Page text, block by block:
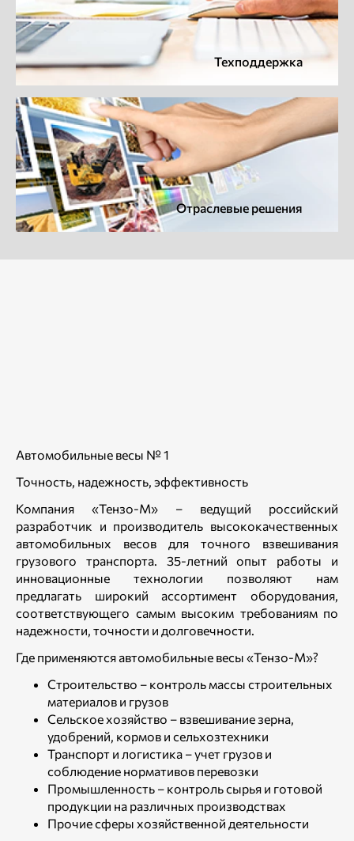
Техподдержка
Отраслевые решения
Автомобильные весы № 1
Точность, надежность, эффективность
Компания «Тензо-М» – ведущий российский
разработчик и производитель высококачественных
автомобильных весов для точного взвешивания
грузового транспорта. 35-летний опыт работы и
инновационные технологии позволяют нам
предлагать широкий ассортимент оборудования,
соответствующего самым высоким требованиям по
надежности, точности и долговечности.
Где применяются автомобильные весы «Тензо-М»?
Строительство – контроль массы строительных
материалов и грузов
Сельское хозяйство – взвешивание зерна,
удобрений, кормов и сельхозтехники
Транспорт и логистика – учет грузов и
соблюдение нормативов перевозки
Промышленность – контроль сырья и готовой
продукции на различных производствах
Прочие сферы хозяйственной деятельности